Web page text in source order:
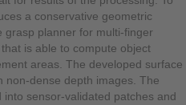
a conservative geometric
grasp planner for multi-finger
is able to compute object
areas. The developed surface
non-dense depth images. The
sensor-validated patches and